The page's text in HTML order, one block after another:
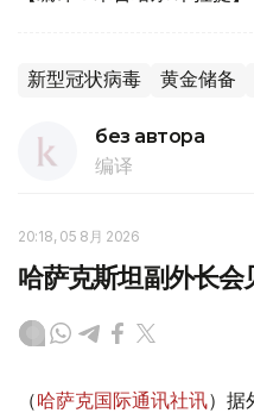
新型冠状病毒 黄金储备
без автора
编译
20:18, 05 8月 2026
哈萨克斯坦副外长
（哈萨克国际通讯社讯）据